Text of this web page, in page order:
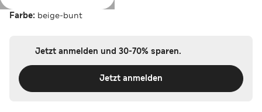
Farbe: beige-bunt
Jetzt anmelden und 30-70% sparen.
Jetzt anmelden